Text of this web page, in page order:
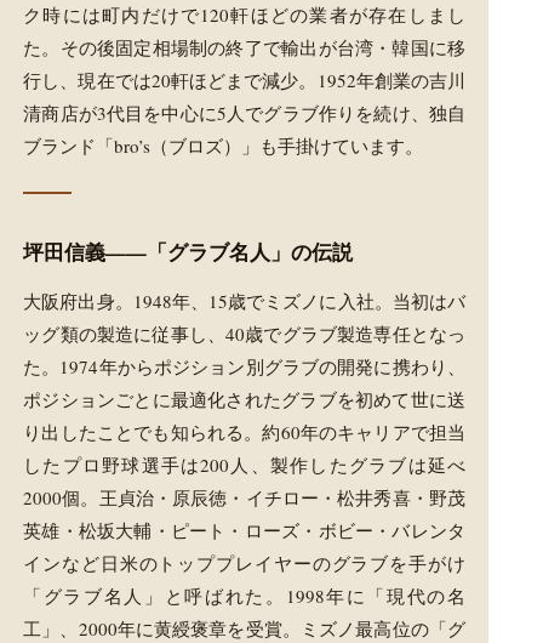
ク時には町内だけで120軒ほどの業者が存在しまし
た。その後固定相場制の終了で輸出が台湾・韓国に移
行し、現在では20軒ほどまで減少。1952年創業の吉川
清商店が3代目を中心に5人でグラブ作りを続け、独自
ブランド「bro’s（ブロズ）」も手掛けています。
坪田信義——「グラブ名人」の伝説
大阪府出身。1948年、15歳でミズノに入社。当初はバ
ッグ類の製造に従事し、40歳でグラブ製造専任となっ
た。1974年からポジション別グラブの開発に携わり、
ポジションごとに最適化されたグラブを初めて世に送
り出したことでも知られる。約60年のキャリアで担当
したプロ野球選手は200人、製作したグラブは延べ
2000個。王貞治・原辰徳・イチロー・松井秀喜・野茂
英雄・松坂大輔・ピート・ローズ・ボビー・バレンタ
インなど日米のトッププレイヤーのグラブを手がけ
「グラブ名人」と呼ばれた。1998年に「現代の名
工」、2000年に黄綬褒章を受賞。ミズノ最高位の「グ